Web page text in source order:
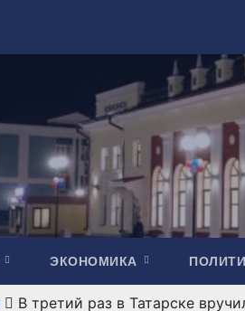
ЭКОНОМИКА
В третий раз в Татарске